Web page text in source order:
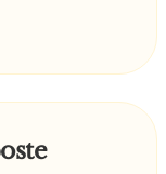
senhora na
que ele
era